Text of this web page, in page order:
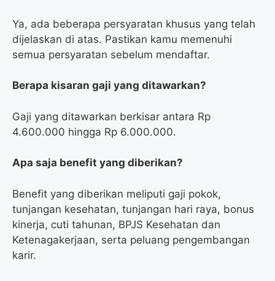
Ya, ada beberapa persyaratan khusus yang telah
dijelaskan di atas. Pastikan kamu memenuhi
semua persyaratan sebelum mendaftar.
Berapa kisaran gaji yang ditawarkan?
Gaji yang ditawarkan berkisar antara Rp
4.600.000 hingga Rp 6.000.000.
Apa saja benefit yang diberikan?
Benefit yang diberikan meliputi gaji pokok,
tunjangan kesehatan, tunjangan hari raya, bonus
kinerja, cuti tahunan, BPJS Kesehatan dan
Ketenagakerjaan, serta peluang pengembangan
karir.